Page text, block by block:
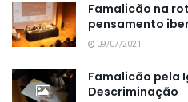
Famalicão na
pensamento
09/07/2021
Famalicão pela
Descriminação